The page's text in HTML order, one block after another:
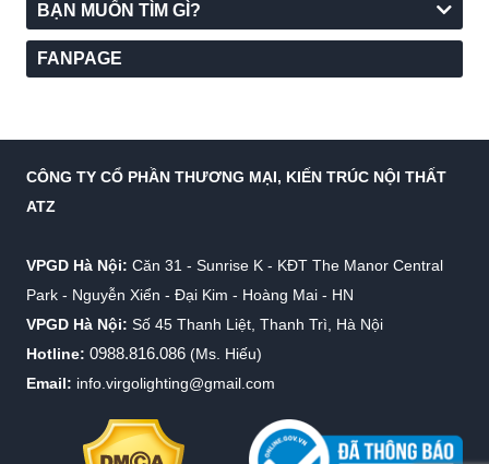
BẠN MUỐN TÌM GÌ?
FANPAGE
CÔNG TY CỔ PHẦN THƯƠNG MẠI, KIẾN TRÚC NỘI THẤT
ATZ
VPGD Hà Nội: Căn 31 - Sunrise K - KĐT The Manor Central
Park - Nguyễn Xiển - Đại Kim - Hoàng Mai - HN
VPGD Hà Nội: Số 45 Thanh Liệt, Thanh Trì, Hà Nội
Hotline: 0988.816.086 (Ms. Hiếu)
Email: info.virgolighting@gmail.com